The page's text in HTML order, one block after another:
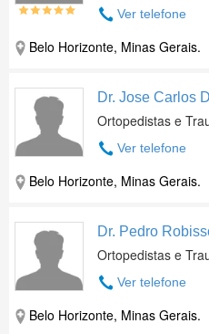
Ver telefone
Belo Horizonte, Minas Gerais.
Dr. Jose Carlos
Ortopedistas e
Ver telefone
Belo Horizonte, Minas Gerais.
Dr. Pedro
Ortopedistas e
Ver telefone
Belo Horizonte, Minas Gerais.